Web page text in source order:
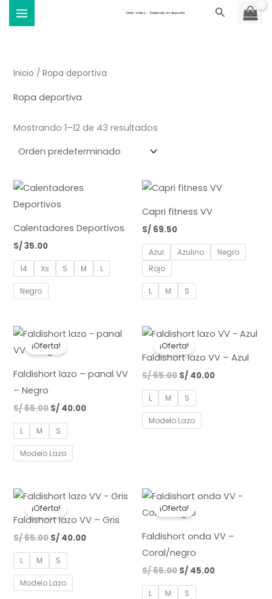
Viste Vóley - Vistiendo el deporte Buscar
Inicio / Ropa deportiva
Ropa deportiva
Mostrando 1–12 de 43 resultados
Calentadores Deportivos
S/35.00
14 Xs S M L
Negro
Capri fitness VV
S/ 69.50
Azul Azulino
Negro
Rojo
L M S
¡Oferta!
Faldishort lazo – panal VV
– Negro
S/65.00
El
precio
original
S/ 65.00.
S/ 40.00
El
precio
S/ 40.00.
L M S
Modelo Lazo
¡Oferta!
Faldishort lazo VV – Azul
S/65.00
El
precio
original
era:
S/ 65.00.
S/ 40.00
El
es:
S/ 40.00.
L M S
Modelo Lazo
¡Oferta!
Faldishort lazo VV – Gris
S/65.00
El
precio
original
era:
S/ 65.00.
S/ 40.00
El
actual
es:
S/ 40.00.
L M S
Modelo Lazo
¡Oferta!
Faldishort onda VV –
Coral/negro
S/65.00
El
precio
original
S/ 65.00.
S/ 45.00
El
S/ 45.00.
L M S